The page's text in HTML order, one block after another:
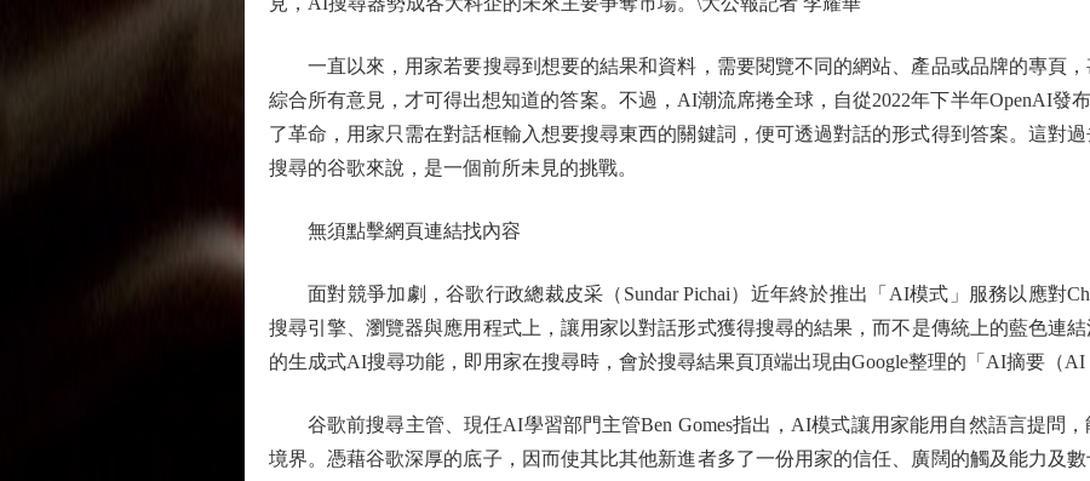
一直以來，用家若要搜尋到想要的結果和資料，需要閱覽不同的網站、產品或品牌的專頁，
綜合所有意見，才可得出想知道的答案。不過，AI潮流席捲全球，自從2022年下半年OpenAI發
了革命，用家只需在對話框輸入想要搜尋東西的關鍵詞，便可透過對話的形式得到答案。這對
搜尋的谷歌來說，是一個前所未見的挑戰。
無須點擊網頁連結找內容
面對競爭加劇，谷歌行政總裁皮采（Sundar Pichai）近年終於推出「AI模式」服務以應對
搜尋引擎、瀏覽器與應用程式上，讓用家以對話形式獲得搜尋的結果，而不是傳統上的藍色連
的生成式AI搜尋功能，即用家在搜尋時，會於搜尋結果頁頂端出現由Google整理的「AI摘要（AI
谷歌前搜尋主管、現任AI學習部門主管Ben Gomes指出，AI模式讓用家能用自然語言提問，
境界。憑藉谷歌深厚的底子，因而使其比其他新進者多了一份用家的信任、廣闊的觸及能力及